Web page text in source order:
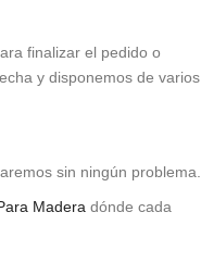
finalizar el pedido o
y disponemos de varios
sin ningún problema.
Madera dónde cada